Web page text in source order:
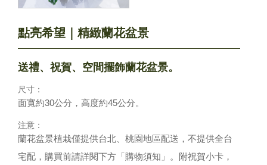
點亮希望｜精緻蘭花盆景
送禮、祝賀、空間擺飾蘭花盆景。
尺寸：
面寬約30公分，高度約45公分。
注意：
蘭花盆景植栽僅提供台北、桃園地區配送，不提供全台
宅配，購買前請詳閱下方「購物須知」。附祝賀小卡，